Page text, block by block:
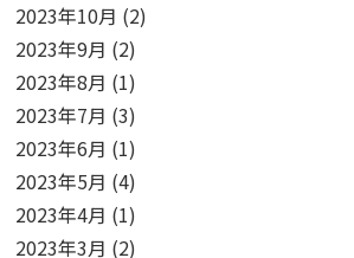
2023年10月 (2)
2023年9月 (2)
2023年8月 (1)
2023年7月 (3)
2023年6月 (1)
2023年5月 (4)
2023年4月 (1)
2023年3月 (2)